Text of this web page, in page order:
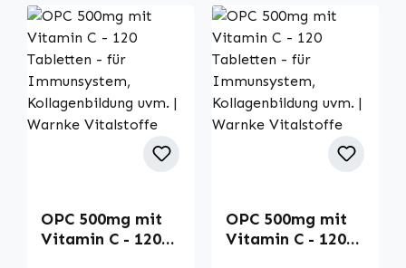
OPC 500mg mit
Vitamin C - 120
OPC 500mg mit
Vitamin C - 120